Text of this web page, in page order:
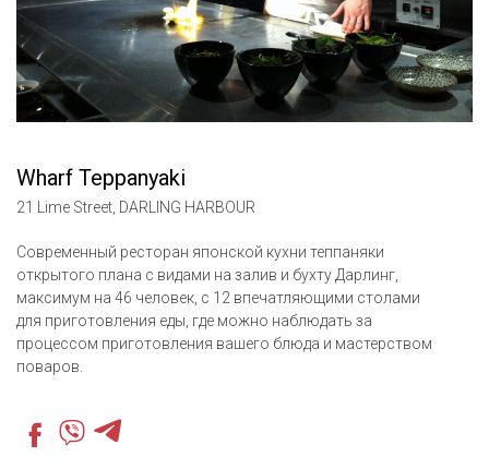
Wharf Teppanyaki
21 Lime Street, DARLING HARBOUR
Современный ресторан японской кухни теппаняки
открытого плана с видами на залив и бухту Дарлинг,
максимум на 46 человек, с 12 впечатляющими столами
для приготовления еды, где можно наблюдать за
процессом приготовления вашего блюда и мастерством
поваров.